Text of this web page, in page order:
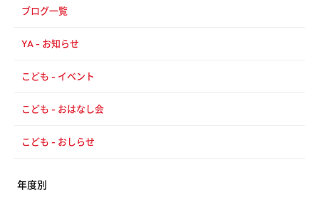
ブログ一覧
YA - お知らせ
こども - イベント
こども - おはなし会
こども - おしらせ
年度別